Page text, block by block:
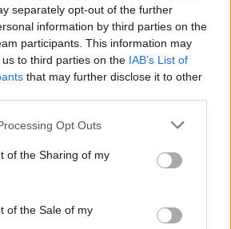
separately opt-out of the further
information by third parties on the
participants. This information may
to third parties on the IAB’s List of
that may further disclose it to other
Opt Outs
of the Sharing of my
of the Sale of my
Yhteistyössä
Tyyliniekka
Viihde